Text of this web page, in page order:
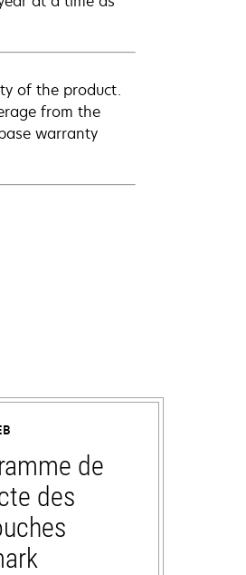
of the product.
from the
warranty
de
des